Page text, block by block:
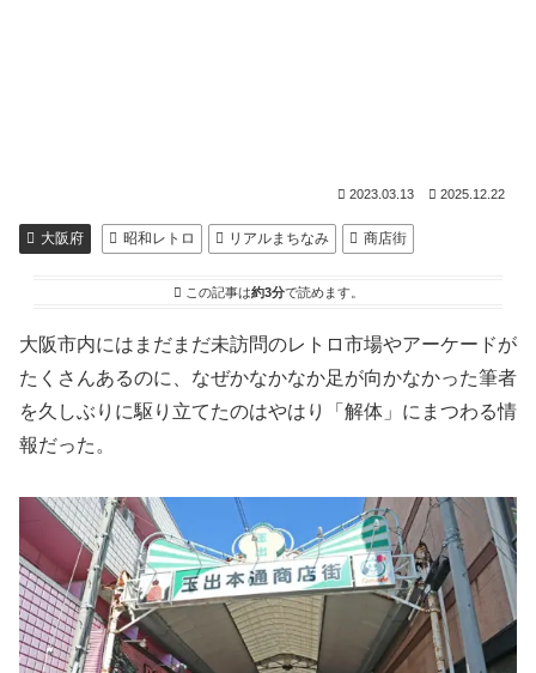
2023.03.13 2025.12.22
大阪府 昭和レトロ リアルまちなみ 商店街
この記事は約3分で読めます。
大阪市内にはまだまだ未訪問のレトロ市場やアーケードが
たくさんあるのに、なぜかなかなか足が向かなかった筆者
を久しぶりに駆り立てたのはやはり「解体」にまつわる情
報だった。